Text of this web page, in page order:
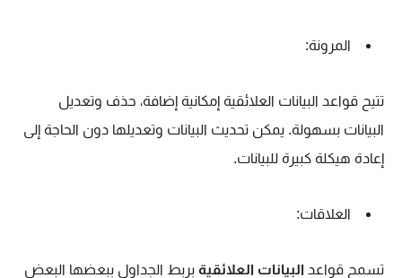
المرونة:
تتيح قواعد البيانات العلائقية إمكانية إضافة، حذف وتعديل
البيانات بسهولة. يمكن تحديث البيانات وتعديلها دون الحاجة إلى
إعادة هيكلة كبيرة للبيانات.
العلاقات:
تسمح قواعد البيانات العلائقية بربط الجداول ببعضها البعض